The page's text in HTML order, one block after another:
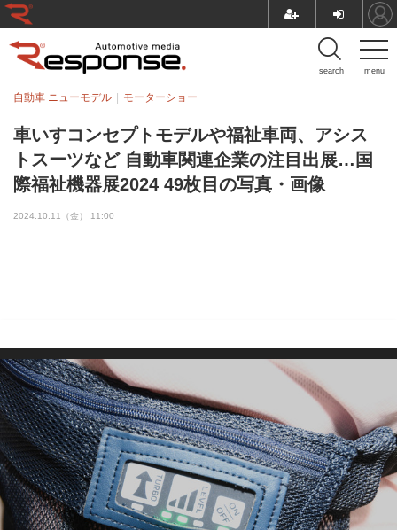
menu
search
車いすコンセプトモデルや福祉車両、アシス
トスーツなど 自動車関連企業の注目出展…国
際福祉機器展2024 49枚目の写真・画像
自動車 ニューモデル モーターショー
2024.10.11（金） 11:00